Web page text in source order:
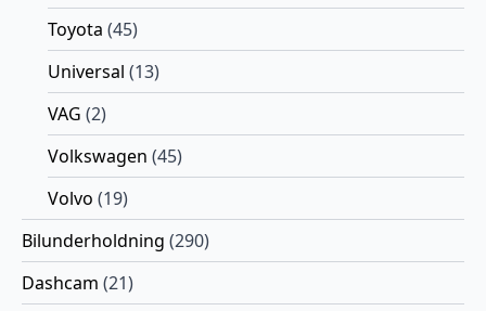
Toyota (45)
Universal (13)
VAG (2)
Volkswagen (45)
Volvo (19)
Bilunderholdning (290)
Dashcam (21)